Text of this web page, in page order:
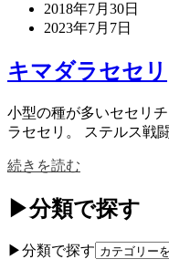
2018年7月30日
2023年7月7日
キマダラセセリ
小型の種が多いセセリ
ラセセリ。 ステルス戦
続きを読む
▶分類で探す
▶分類で探す